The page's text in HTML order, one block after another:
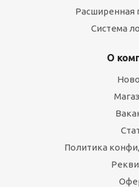
Расширенная
Система
О
Политика